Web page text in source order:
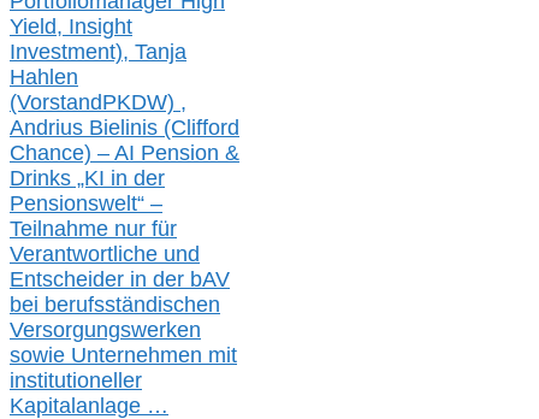
Yield, Insight
Investment), Tanja
Hahlen
(VorstandPKDW) ,
Andrius Bielinis (Clifford
Chance) – AI Pension &
Drinks „KI in der
Pensionswelt“ –
Teilnahme nur für
Verantwortliche und
Entscheider in der bAV
bei berufsständischen
Versorgungswerken
sowie Unternehmen mit
institutioneller
Kapitalanlage …